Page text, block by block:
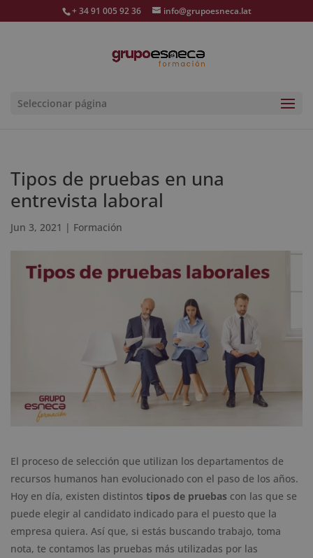
+ 34 91 005 92 36 info@grupoesneca.lat
Seleccionar página
Tipos de pruebas en una
entrevista laboral
Jun 3, 2021 | Formación
El proceso de selección que utilizan los departamentos de
recursos humanos han evolucionado con el paso de los años.
Hoy en día, existen distintos tipos de pruebas con las que se
puede elegir al candidato indicado para el puesto que la
empresa quiera. Así que, si estás buscando trabajo, toma
nota, te contamos las pruebas más utilizadas por las